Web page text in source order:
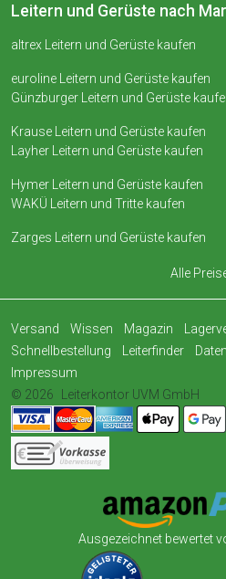
Leitern und Gerüste nach
altrex Leitern und Gerüste kaufen
euroline Leitern und Gerüste kaufen
Günzburger Leitern und Gerüste
Krause Leitern und Gerüste kaufen
Layher Leitern und Gerüste kaufen
Hymer Leitern und Gerüste kaufen
WAKÜ Leitern und Tritte kaufen
Zarges Leitern und Gerüste kaufen
Alle
Versand Wissen Magazin
Schnellbestellung
Leiterfinder
Impressum
© 2026
Leiterkontor UVM GmbH
Ausgezeichnet bewertet